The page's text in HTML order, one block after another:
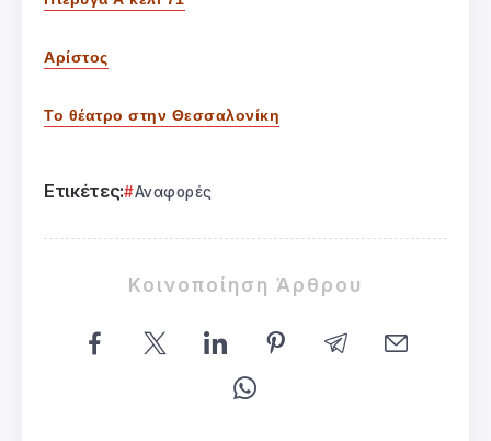
Αρίστος
Το θέατρο στην Θεσσαλονίκη
Ετικέτες: Αναφορές
Κοινοποίηση Άρθρου